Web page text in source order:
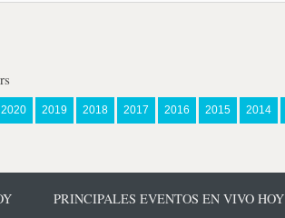
2020 2019 2018 2017 2016 2015 2014
PRINCIPALES EVENTOS EN VIVO HOY